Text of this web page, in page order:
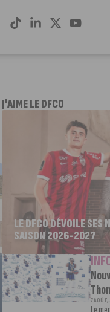
J'AIME LE DFCO
LE DFCO DÉVOILE SES
SAISON 2026-2027
7